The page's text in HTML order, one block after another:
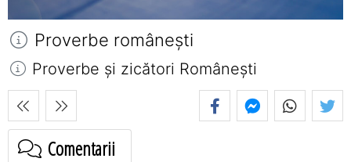
Proverbe româneşti
Proverbe și zicători Româneşti
Comentarii